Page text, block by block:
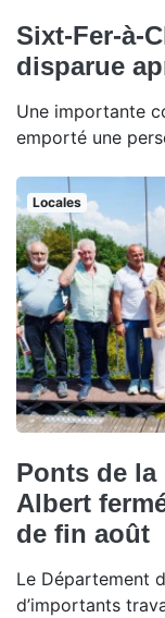
Sixt-Fer-à-
disparue
Une importante
emporté une
Locales
Ponts de la
Albert
de fin août
Le Département
d’importants